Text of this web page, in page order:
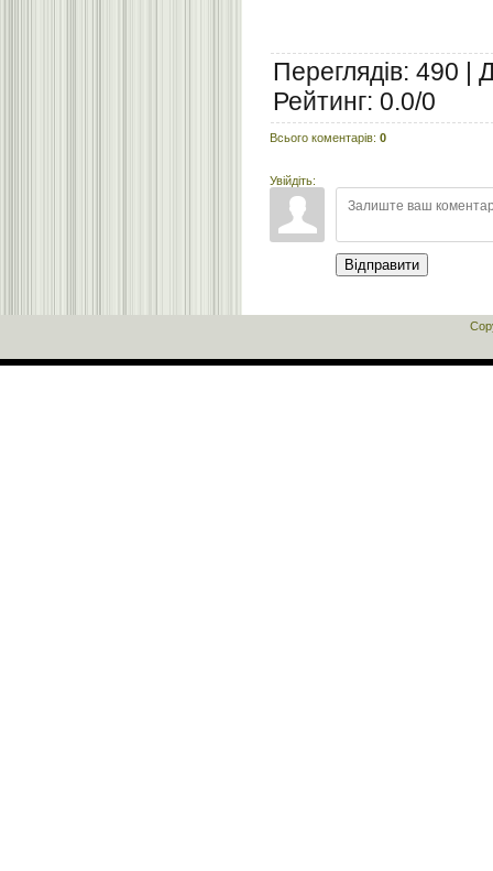
Переглядів: 490 |
Рейтинг: 0.0/0
Всього коментарів: 0
Увійдіть:
Відправити